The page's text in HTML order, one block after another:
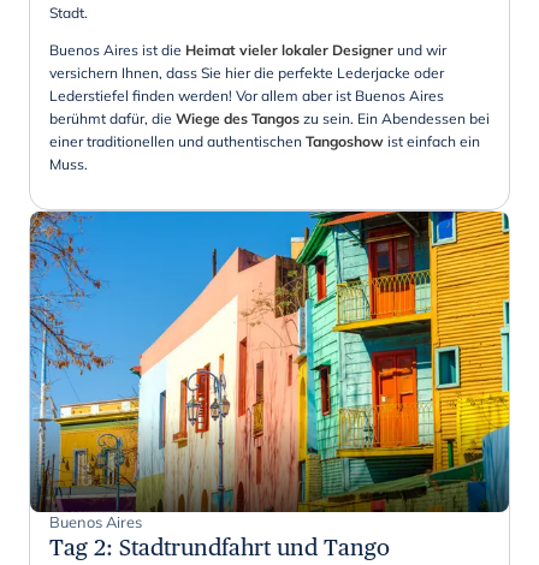
Stadt.
Buenos Aires ist die Heimat vieler lokaler Designer und wir
versichern Ihnen, dass Sie hier die perfekte Lederjacke oder
Lederstiefel finden werden! Vor allem aber ist Buenos Aires
berühmt dafür, die Wiege des Tangos zu sein. Ein Abendessen bei
einer traditionellen und authentischen Tangoshow ist einfach ein
Muss.
Buenos Aires
Tag 2: Stadtrundfahrt und Tango